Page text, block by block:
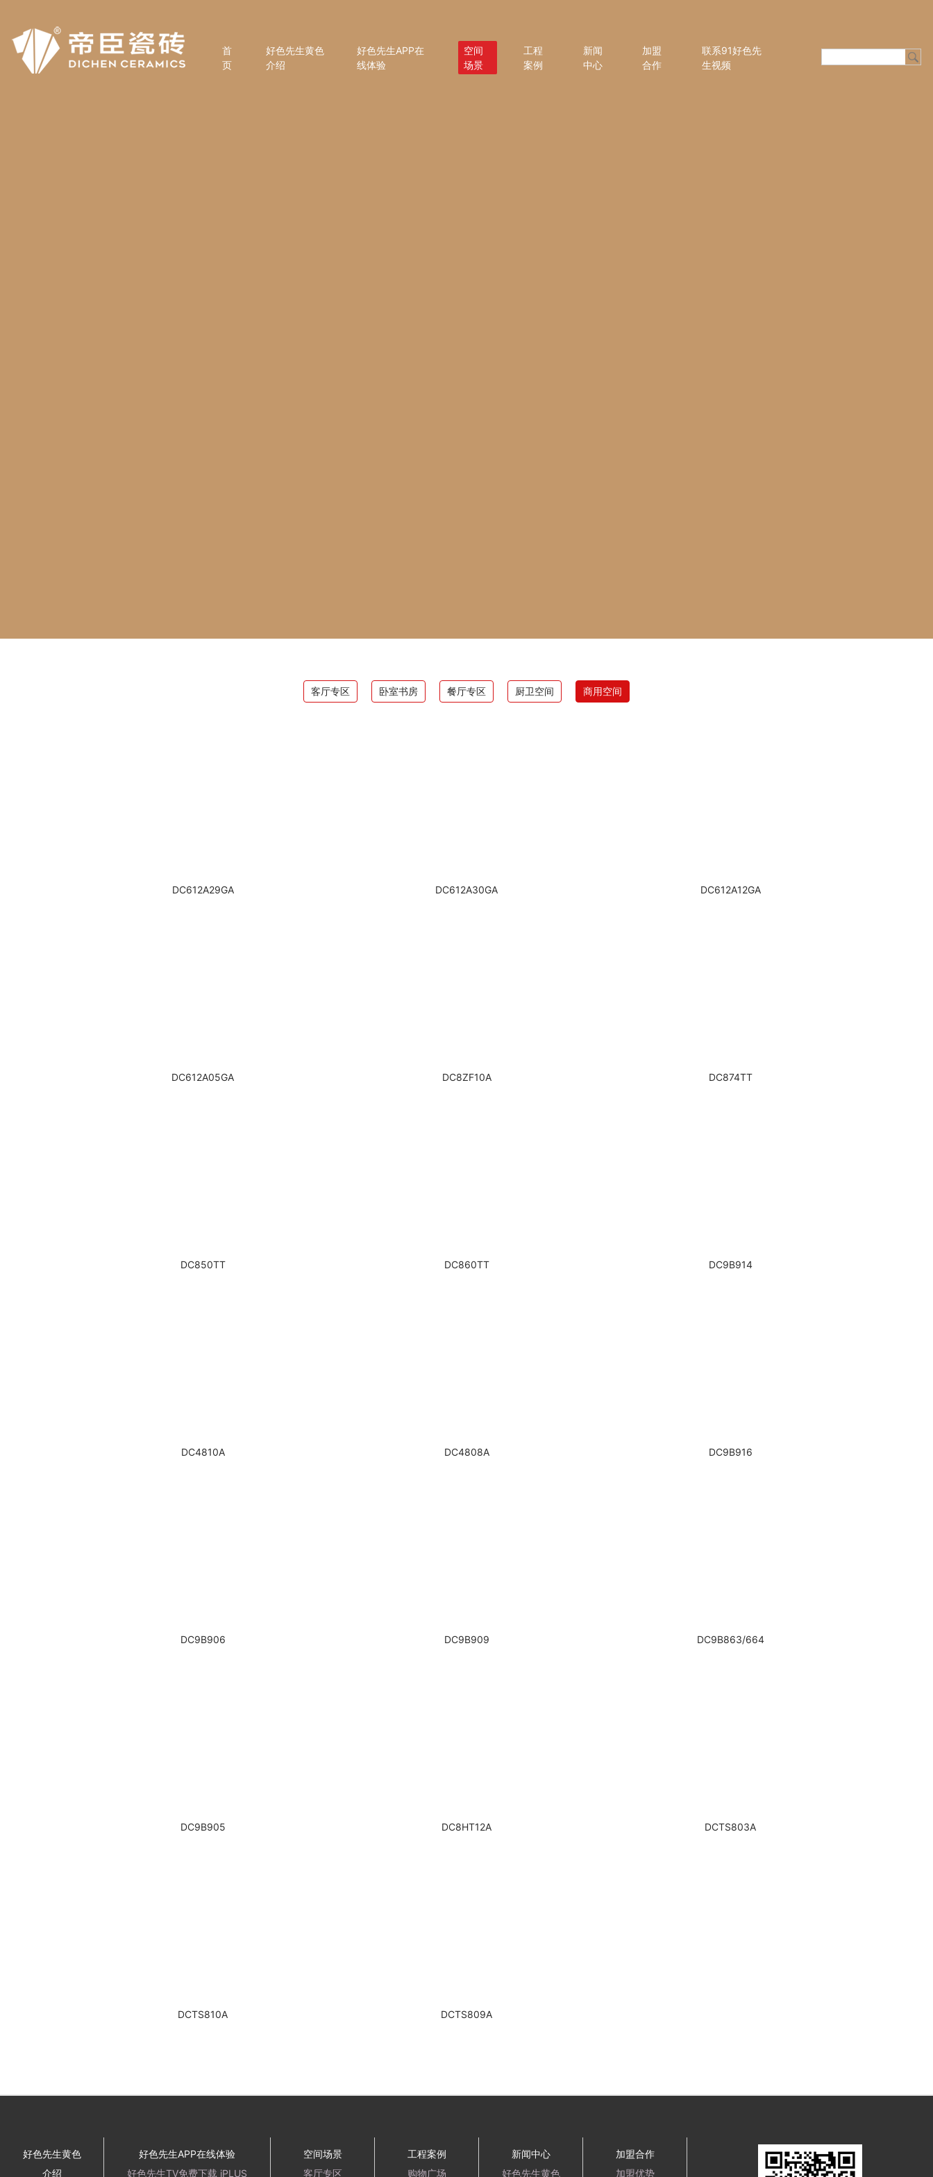
首
页
好色先生黄色
介绍
好色先生APP在
线体验
空间
场景
工程
案例
新闻
中心
加盟
合作
联系91好色先
生视频
客厅专区 卧室书房 餐厅专区 厨卫空间 商用空间
DC612A29GA DC612A30GA DC612A12GA
DC612A05GA DC8ZF10A DC874TT
DC850TT DC860TT DC9B914
DC4810A DC4808A DC9B916
DC9B906 DC9B909 DC9B863/664
DC9B905 DC8HT12A DCTS803A
DCTS810A DCTS809A
好色先生黄色
介绍
好色先生APP在线体验
好色先生TV免费下载 iPLUS
空间场景
客厅专区
工程案例
购物广场
新闻中心
好色先生黄色
加盟合作
加盟优势